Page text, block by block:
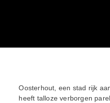
Oosterhout, een stad rijk
heeft talloze verborgen